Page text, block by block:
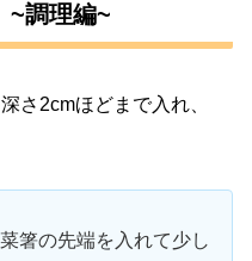
調理編~
さ2cmほどまで入れ、
箸の先端を入れて少し